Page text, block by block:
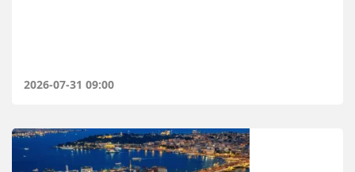
2026-07-31 09:00